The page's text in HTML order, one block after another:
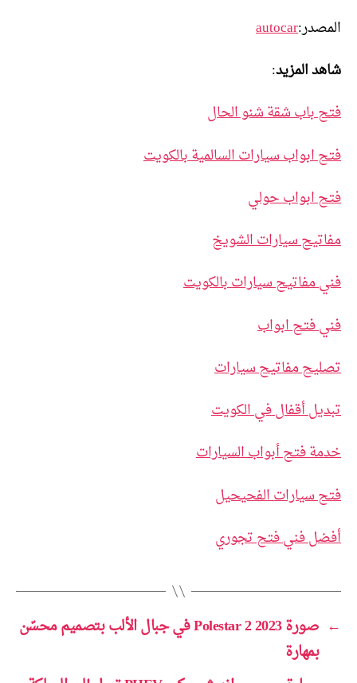
المصدر:autocar
شاهد المزيد:
فتح باب شقة شنو الحال
فتح ابواب سيارات السالمية بالكويت
فتح ابواب حولي
مفاتيح سيارات الشويخ
فني مفاتيح سيارات بالكويت
فني فتح ابواب
تصليح مفاتيح سيارات
تبديل أقفال في الكويت
خدمة فتح أبواب السيارات
فتح سيارات الفحيحيل
أفضل فني فتح تجوري
←
صورة 2023 Polestar 2 في جبال الألب بتصميم محسّن
بمهارة